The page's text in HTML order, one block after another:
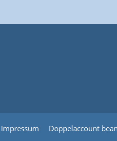
Impressum Doppelaccount